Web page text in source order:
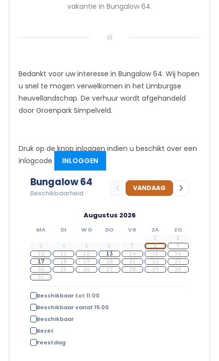
vakantie in Bungalow 64.
Bedankt voor uw interesse in Bungalow 64. Wij hopen
u snel te mogen verwelkomen in het Limburgse
heuvellandschap. De verhuur wordt afgehandeld
door Groenpark Simpelveld.
Druk op de knop inloggen indien u beschikt over een
inlogcode
INLOGGEN
Bungalow 64
Beschikbaarheid
VANDAAG
Augustus 2026
MA DI WO DO VR ZA ZO
1
2
3
4 5 6 7 8
9
10
11 12 13 14 15
16
17
18 19 20 21 22
23
24
25 26 27 28 29
30
31
Beschikbaar tot 11:00
Beschikbaar vanaf 15:00
Beschikbaar
Bezet
Feestdag